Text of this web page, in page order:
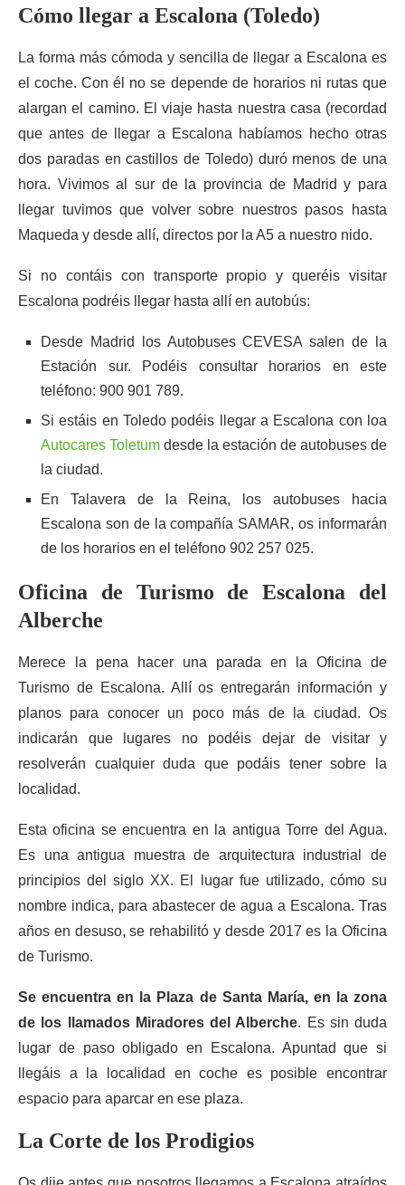
Cómo llegar a Escalona (Toledo)
La forma más cómoda y sencilla de llegar a Escalona es
el coche. Con él no se depende de horarios ni rutas que
alargan el camino. El viaje hasta nuestra casa (recordad
que antes de llegar a Escalona habíamos hecho otras
dos paradas en castillos de Toledo) duró menos de una
hora. Vivimos al sur de la provincia de Madrid y para
llegar tuvimos que volver sobre nuestros pasos hasta
Maqueda y desde allí, directos por la A5 a nuestro nido.
Si no contáis con transporte propio y queréis visitar
Escalona podréis llegar hasta allí en autobús:
Desde Madrid los Autobuses CEVESA salen de la
Estación sur. Podéis consultar horarios en este
teléfono: 900 901 789.
Si estáis en Toledo podéis llegar a Escalona con loa
Autocares Toletum desde la estación de autobuses de
la ciudad.
En Talavera de la Reina, los autobuses hacia
Escalona son de la compañía SAMAR, os informarán
de los horarios en el teléfono 902 257 025.
Oficina de Turismo de Escalona del
Alberche
Merece la pena hacer una parada en la Oficina de
Turismo de Escalona. Allí os entregarán información y
planos para conocer un poco más de la ciudad. Os
indicarán que lugares no podéis dejar de visitar y
resolverán cualquier duda que podáis tener sobre la
localidad.
Esta oficina se encuentra en la antigua Torre del Agua.
Es una antigua muestra de arquitectura industrial de
principios del siglo XX. El lugar fue utilizado, cómo su
nombre indica, para abastecer de agua a Escalona. Tras
años en desuso, se rehabilitó y desde 2017 es la Oficina
de Turismo.
Se encuentra en la Plaza de Santa María, en la zona
de los llamados Miradores del Alberche. Es sin duda
lugar de paso obligado en Escalona. Apuntad que si
llegáis a la localidad en coche es posible encontrar
espacio para aparcar en ese plaza.
La Corte de los Prodigios